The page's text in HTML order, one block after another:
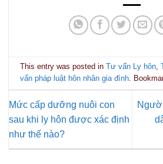
This entry was posted inTư vấn Ly hôn,
vấn pháp luật hôn nhân gia đình.
Mức cấp dưỡng nuôi con
sau khi ly hôn được xác định
như thế nào?